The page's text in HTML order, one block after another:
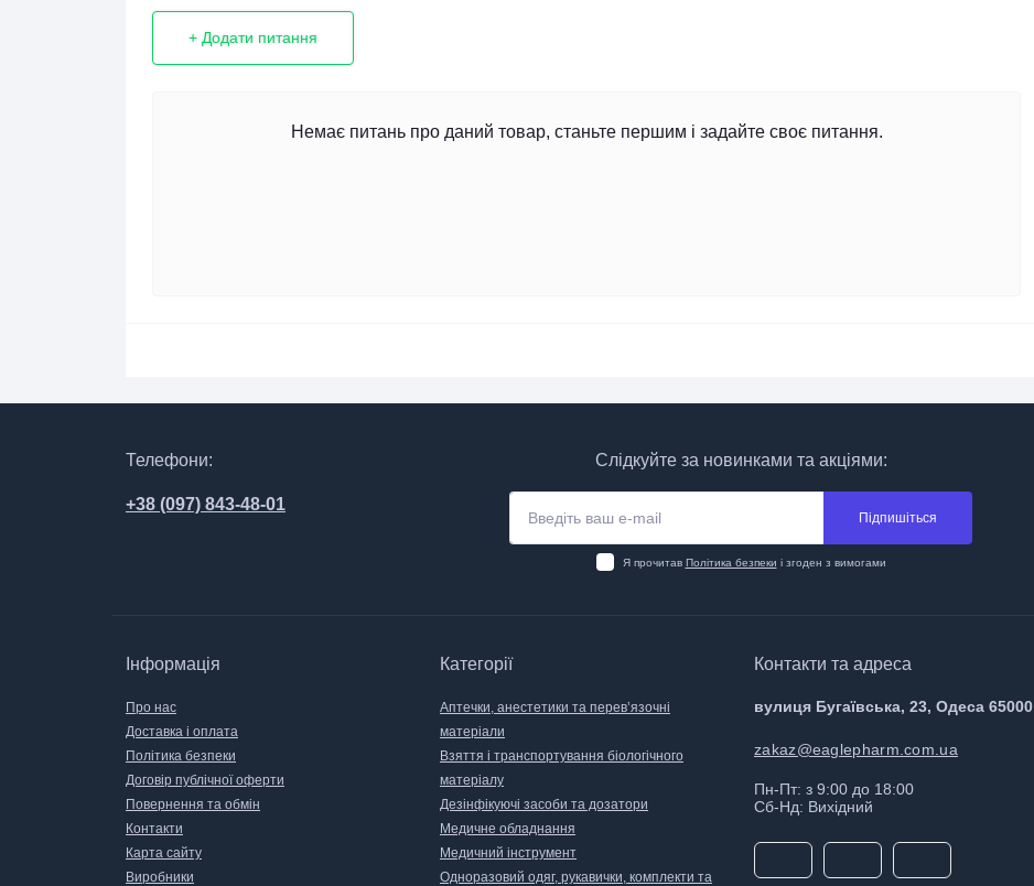
+ Додати питання
Немає питань про даний товар, станьте першим і задайте своє питання.
Телефони:
+38 (097) 843-48-01
Слідкуйте за новинками та акціями:
Підпишіться
Я прочитав Політика безпеки і згоден з вимогами
Інформація
Про нас
Доставка і оплата
Політика безпеки
Договір публічної оферти
Повернення та обмін
Контакти
Карта сайту
Виробники
Категорії
Аптечки, анестетики та перев’язочні
матеріали
Взяття і транспортування біологічного
матеріалу
Дезінфікуючі засоби та дозатори
Медичне обладнання
Медичний інструмент
Одноразовий одяг, рукавички, комплекти та
Контакти та адреса
вулиця Бугаївська, 23, Одеса 65000
zakaz@eaglepharm.com.ua
Пн-Пт: з 9:00 до 18:00
Сб-Нд: Вихідний